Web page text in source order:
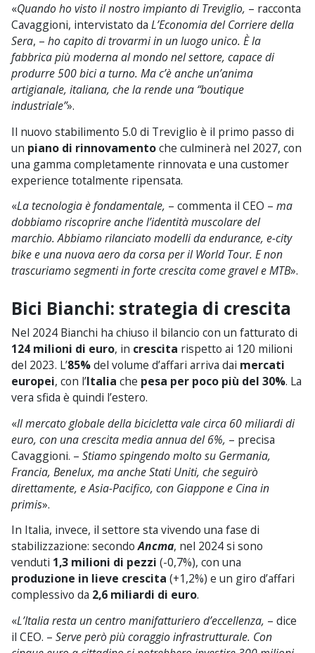
«Quando ho visto il nostro impianto di Treviglio, – racconta
Cavaggioni, intervistato da L’Economia del Corriere della
Sera, – ho capito di trovarmi in un luogo unico. È la
fabbrica più moderna al mondo nel settore, capace di
produrre 500 bici a turno. Ma c’è anche un’anima
artigianale, italiana, che la rende una “boutique
industriale”».
Il nuovo stabilimento 5.0 di Treviglio è il primo passo di
un piano di rinnovamentoche culminerà nel 2027, con
una gamma completamente rinnovata e una customer
experience totalmente ripensata.
«La tecnologia è fondamentale, – commenta il CEO – ma
dobbiamo riscoprire anche l’identità muscolare del
marchio. Abbiamo rilanciato modelli da endurance, e-city
bike e una nuova aero da corsa per il World Tour. E non
trascuriamo segmenti in forte crescita come gravel e MTB».
Bici Bianchi: strategia di crescita
Nel 2024 Bianchi ha chiuso il bilancio con un fatturato di
124 milioni di euro, in crescita rispetto ai 120 milioni
del 2023. L’85%del volume d’affari arriva dai mercati
europei, con l’Italia che pesa per poco più del 30%. La
vera sfida è quindi l’estero.
«Il mercato globale della bicicletta vale circa 60 miliardi di
euro, con una crescita media annua del 6%, – precisa
Cavaggioni. – Stiamo spingendo molto su Germania,
Francia, Benelux, ma anche Stati Uniti, che seguirò
direttamente, e Asia-Pacifico, con Giappone e Cina in
primis».
In Italia, invece, il settore sta vivendo una fase di
stabilizzazione: secondoAncma, nel 2024 si sono
venduti 1,3 milioni di pezzi (-0,7%), con una
produzione in lieve crescita (+1,2%) e un giro d’affari
complessivo da 2,6 miliardi di euro.
«L’Italia resta un centro manifatturiero d’eccellenza, – dice
il CEO. – Serve però più coraggio infrastrutturale. Con